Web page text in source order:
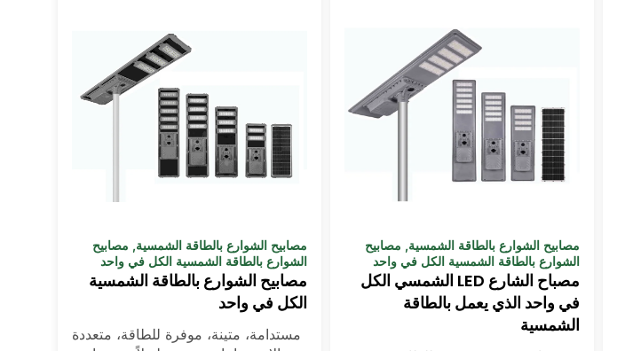
مصابيح الشوارع بالطاقة الشمسية, مصابيح
الشوارع بالطاقة الشمسية الكل في واحد
مصباح الشارع LED الشمسي الكل
في واحد الذي يعمل بالطاقة
الشمسية
مصابيح الشوارع بالطاقة الشمسية, مصابيح
الشوارع بالطاقة الشمسية الكل في واحد
مصابيح الشوارع بالطاقة الشمسية
الكل في واحد
مستدامة، متينة، موفرة للطاقة، متعددة